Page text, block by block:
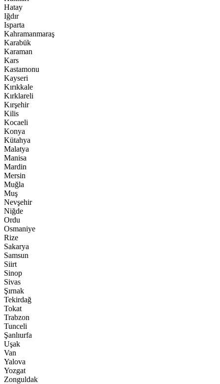
Hatay
Iğdır
Isparta
Kahramanmaraş
Karabük
Karaman
Kars
Kastamonu
Kayseri
Kırıkkale
Kırklareli
Kırşehir
Kilis
Kocaeli
Konya
Kütahya
Malatya
Manisa
Mardin
Mersin
Muğla
Muş
Nevşehir
Niğde
Ordu
Osmaniye
Rize
Sakarya
Samsun
Siirt
Sinop
Sivas
Şırnak
Tekirdağ
Tokat
Trabzon
Tunceli
Şanlıurfa
Uşak
Van
Yalova
Yozgat
Zonguldak